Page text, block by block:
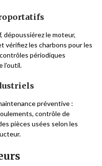
dépoussiérez le moteur,
vérifiez les charbons pour les
périodiques
l’outil.
préventive :
contrôle de
pièces usées selon les